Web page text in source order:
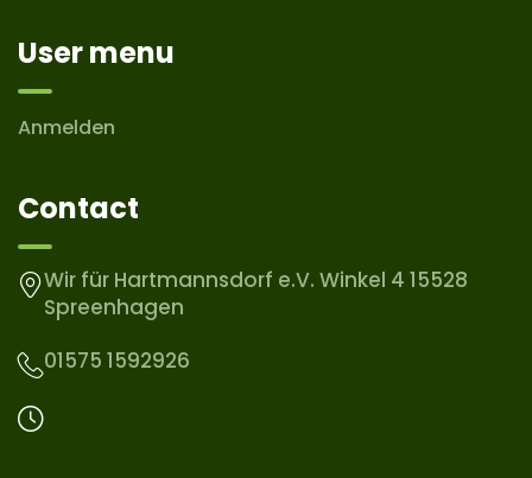
User menu
Anmelden
Contact
Wir für Hartmannsdorf e.V. Winkel 4 15528
Spreenhagen
01575 1592926